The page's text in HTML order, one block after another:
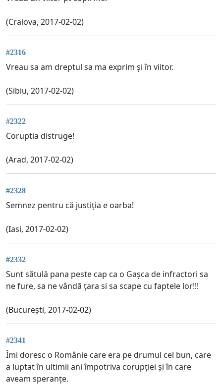
(Craiova, 2017-02-02)
#2316
Vreau sa am dreptul sa ma exprim și în viitor.
(Sibiu, 2017-02-02)
#2322
Coruptia distruge!
(Arad, 2017-02-02)
#2328
Semnez pentru că justiția e oarba!
(Iasi, 2017-02-02)
#2332
Sunt sătulă pana peste cap ca o Gașca de infractori sa
ne fure, sa ne vândă țara si sa scape cu faptele lor!!!
(București, 2017-02-02)
#2341
Îmi doresc o Românie care era pe drumul cel bun, care
a luptat în ultimii ani împotriva corupției și în care
aveam speranțe.